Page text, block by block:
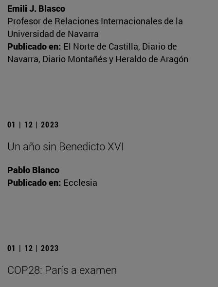
Emili J. Blasco
Profesor de Relaciones Internacionales de la
Universidad de Navarra
Publicado en: El Norte de Castilla, Diario de
Navarra, Diario Montañés y Heraldo de Aragón
01 | 12 | 2023
Un año sin Benedicto XVI
Pablo Blanco
Publicado en: Ecclesia
01 | 12 | 2023
COP28: París a examen